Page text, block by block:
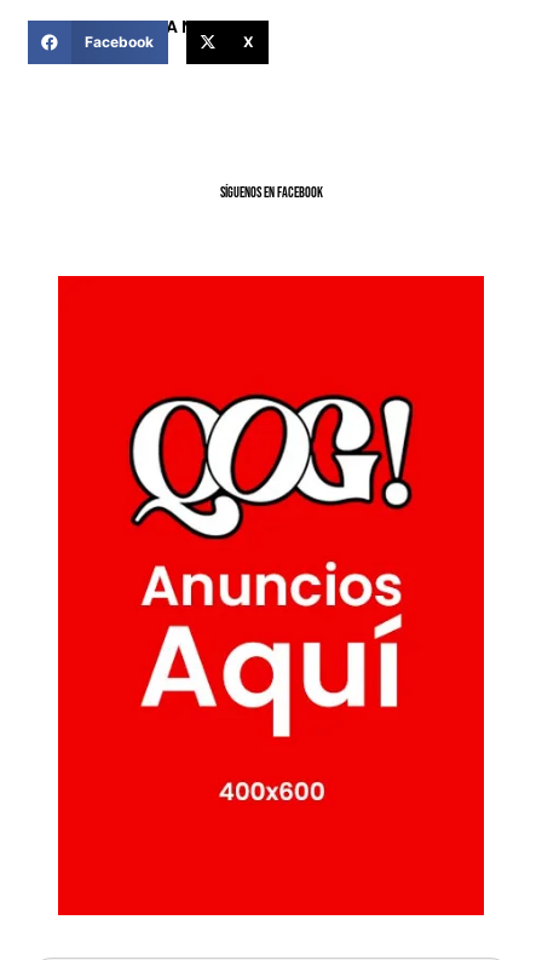
COMPARTIR ESTA NOTICIA
Facebook X
SíGUENOS EN FACEBOOK